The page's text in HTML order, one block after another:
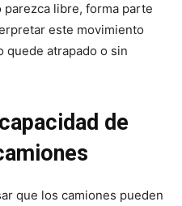
libre, forma parte
este movimiento
quede atrapado o sin
de
que los camiones pueden